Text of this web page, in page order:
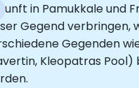
in Pamukkale und
Gegend verbringen,
Gegenden
Kleopatras Pool)